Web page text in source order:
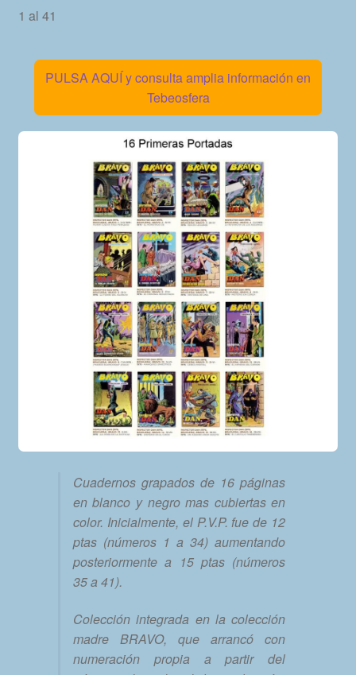
1 al 41
PULSA AQUÍ y consulta amplia información en
Tebeosfera
Cuadernos grapados de 16 páginas
en blanco y negro mas cubiertas en
color. Inicialmente, el P.V.P. fue de 12
ptas (números 1 a 34) aumentando
posteriormente a 15 ptas (números
35 a 41).
Colección integrada en la colección
madre BRAVO, que arrancó con
numeración propia a partir del